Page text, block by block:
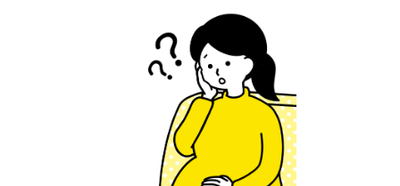
女性のお悩み・産前産後ケア